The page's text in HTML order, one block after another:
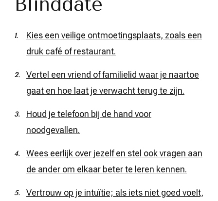
Kies een veilige ontmoetingsplaats, zoals een
druk café of restaurant.
Vertel een vriend of familielid waar je naartoe
gaat en hoe laat je verwacht terug te zijn.
Houd je telefoon bij de hand voor
noodgevallen.
Wees eerlijk over jezelf en stel ook vragen aan
de ander om elkaar beter te leren kennen.
Vertrouw op je intuïtie; als iets niet goed voelt,